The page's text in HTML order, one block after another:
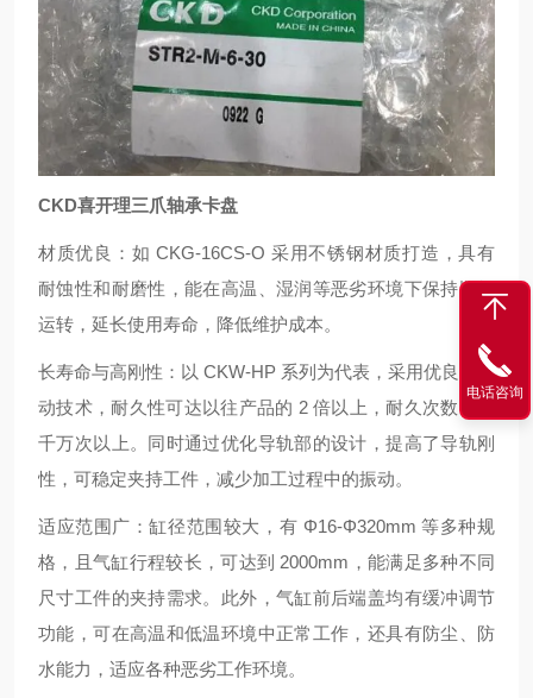
CKD喜开理三爪轴承卡盘
材质优良：如 CKG-16CS-O 采用不锈钢材质打造，具有
耐蚀性和耐磨性，能在高温、湿润等恶劣环境下保持顺畅
运转，延长使用寿命，降低维护成本。
长寿命与高刚性：以 CKW-HP 系列为代表，采用优良的滑
动技术，耐久性可达以往产品的 2 倍以上，耐久次数达一
千万次以上。同时通过优化导轨部的设计，提高了导轨刚
性，可稳定夹持工件，减少加工过程中的振动。
适应范围广：缸径范围较大，有 Φ16-Φ320mm 等多种规
格，且气缸行程较长，可达到 2000mm，能满足多种不同
尺寸工件的夹持需求。此外，气缸前后端盖均有缓冲调节
功能，可在高温和低温环境中正常工作，还具有防尘、防
水能力，适应各种恶劣工作环境。
电话咨询